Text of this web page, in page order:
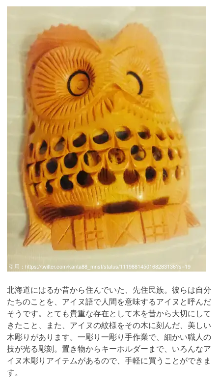
引用： https://twitter.com/kanta88_mnst/status/1119881450168283136?s=19
北海道にはるか昔から住んでいた、先住民族。彼らは自分
たちのことを、アイヌ語で人間を意味するアイヌと呼んだ
そうです。とても貴重な存在として木を昔から大切にして
きたこと、また、アイヌの紋様をその木に刻んだ、美しい
木彫りがあります。一彫り一彫り手作業で、細かい職人の
技が光る彫刻。置き物からキーホルダーまで、いろんなア
イヌ木彫りアイテムがあるので、手軽に買うことができま
す。